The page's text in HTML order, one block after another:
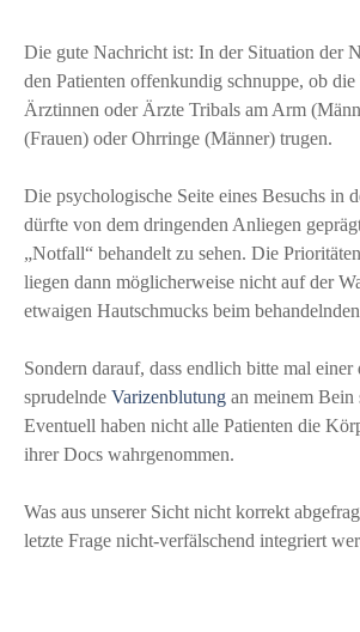
Die gute Nachricht ist: In der Situation der
den Patienten offenkundig schnuppe, ob die
Ärztinnen oder Ärzte Tribals am Arm
(Frauen) oder Ohrringe (Männer) trugen.
Die psychologische Seite eines Besuchs in
dürfte von dem dringenden Anliegen
„Notfall“ behandelt zu sehen. Die
liegen dann möglicherweise nicht auf der
etwaigen Hautschmucks beim
Sondern darauf, dass endlich bitte mal einer
sprudelnde Varizenblutung an meinem Bein
Eventuell haben nicht alle Patienten die
ihrer Docs wahrgenommen.
Was aus unserer Sicht nicht korrekt
letzte Frage nicht-verfälschend integriert